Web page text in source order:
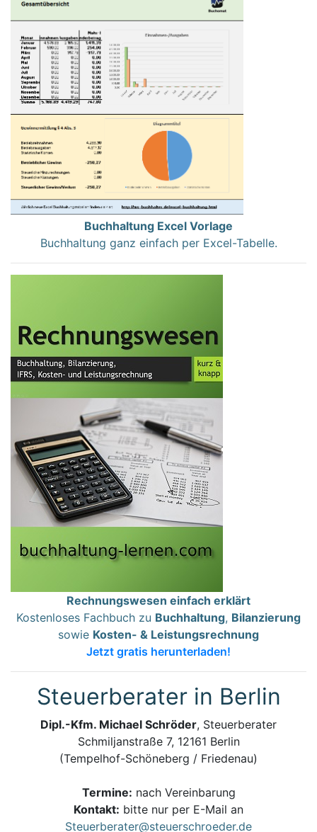
Buchhaltung Excel Vorlage
Buchhaltung ganz einfach per Excel-Tabelle.
Rechnungswesen einfach erklärt
Kostenloses Fachbuch zu Buchhaltung, Bilanzierung
sowie Kosten- & Leistungsrechnung
Jetzt gratis herunterladen!
Steuerberater in Berlin
Dipl.-Kfm. Michael Schröder, Steuerberater
Schmiljanstraße 7, 12161 Berlin
(Tempelhof-Schöneberg / Friedenau)
Termine: nach Vereinbarung
Kontakt: bitte nur per E-Mail an
Steuerberater@steuerschroeder.de